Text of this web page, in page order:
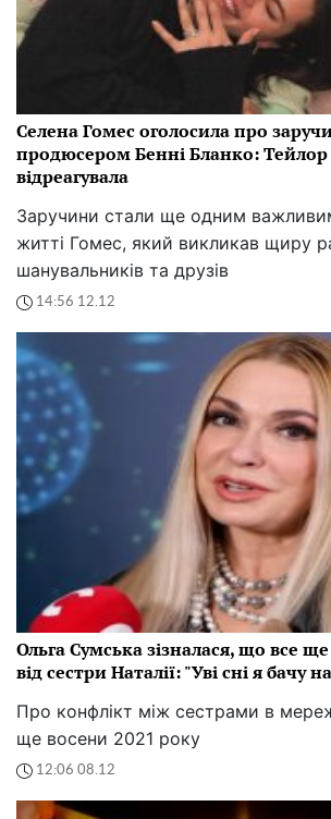
Селена Гомес оголосила про
продюсером Бенні Бланко: Тейлор
відреагувала
Заручини стали ще одним
житті Гомес, який викликав щиру
шанувальників та друзів
14:56 12.12
Ольга Сумська зізналася, що все
від сестри Наталії: "Уві сні я бачу
Про конфлікт між сестрами в
ще восени 2021 року
12:06 08.12